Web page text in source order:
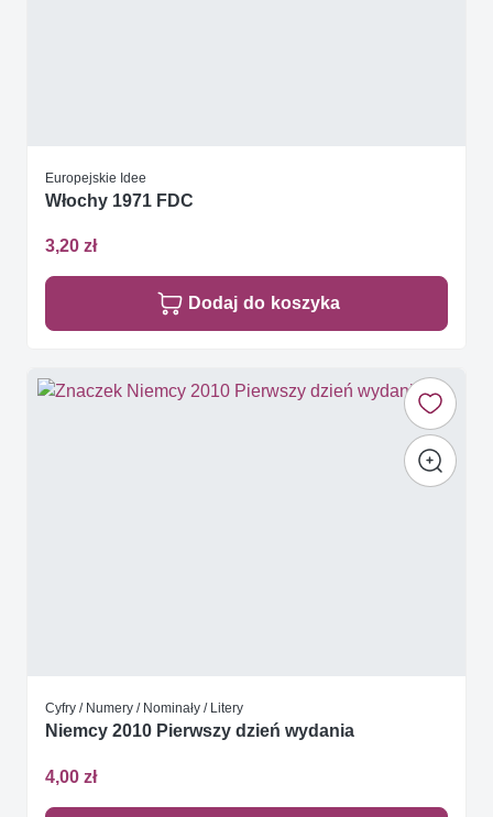
Europejskie Idee
Włochy 1971 FDC
3,20 zł
Dodaj do koszyka
Cyfry / Numery / Nominały / Litery
Niemcy 2010 Pierwszy dzień wydania
4,00 zł